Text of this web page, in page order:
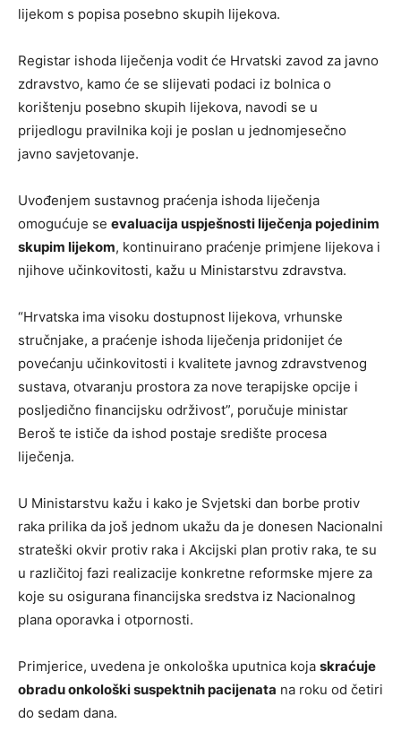
lijekom s popisa posebno skupih lijekova.
Registar ishoda liječenja vodit će Hrvatski zavod za javno
zdravstvo, kamo će se slijevati podaci iz bolnica o
korištenju posebno skupih lijekova, navodi se u
prijedlogu pravilnika koji je poslan u jednomjesečno
javno savjetovanje.
Uvođenjem sustavnog praćenja ishoda liječenja
omogućuje se evaluacija uspješnosti liječenja pojedinim
skupim lijekom, kontinuirano praćenje primjene lijekova i
njihove učinkovitosti, kažu u Ministarstvu zdravstva.
“Hrvatska ima visoku dostupnost lijekova, vrhunske
stručnjake, a praćenje ishoda liječenja pridonijet će
povećanju učinkovitosti i kvalitete javnog zdravstvenog
sustava, otvaranju prostora za nove terapijske opcije i
posljedično financijsku održivost”, poručuje ministar
Beroš te ističe da ishod postaje središte procesa
liječenja.
U Ministarstvu kažu i kako je Svjetski dan borbe protiv
raka prilika da još jednom ukažu da je donesen Nacionalni
strateški okvir protiv raka i Akcijski plan protiv raka, te su
u različitoj fazi realizacije konkretne reformske mjere za
koje su osigurana financijska sredstva iz Nacionalnog
plana oporavka i otpornosti.
Primjerice, uvedena je onkološka uputnica koja skraćuje
obradu onkološki suspektnih pacijenata na roku od četiri
do sedam dana.